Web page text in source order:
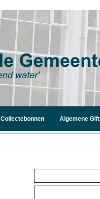
Collectebonnen Algemene Gift